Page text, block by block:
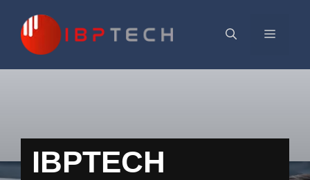
para
conteúdo
Menu
IBPTECH